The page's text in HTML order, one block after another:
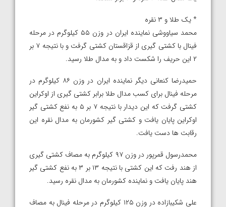
* یک طلا و ۳ نقره
محمد سیاووشی نماینده ایران در وزن ۵۵ کیلوگرم در مرحله
فینال با کشتی گیری از قزاقستان کشتی گرفت و با نتیجه ۷ بر
۲ این حریف را شکست داد و به مدال طلا رسید.
حمیدرضا کنعانی دیگر نماینده ایران در وزن ۸۶ کیلوگرم در
مرحله فینال برای کسب مدال طلا برابر کشتی گیری از اوکراین
کشتی گرفت که این دیدار با نتیجه ۷ بر ۵ به نفع کشتی گیر
اوکراین پایان یافت و کشتی گیر کشورمان به مدال نقره این
رقابت ها دست یافت.
محمدرسول قمرپور در وزن ۹۷ کیلوگرم به مصاف کشتی گیری
از هند رفت که این کشتی با نتیجه ۱۳ بر ۳ به نفع کشتی گیر
هند پایان یافت و نماینده کشورمان به مدال نقره رسید.
علی شکیبازاده در وزن ۱۲۵ کیلوگرم در مرحله فینال به مصاف